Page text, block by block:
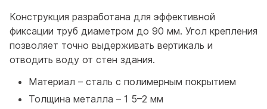
Конструкция разработана для эффективной
фиксации труб диаметром до 90 мм. Угол крепления
позволяет точно выдерживать вертикаль и
отводить воду от стен здания.
Материал – сталь с полимерным покрытием
Толщина металла – 1 5–2 мм